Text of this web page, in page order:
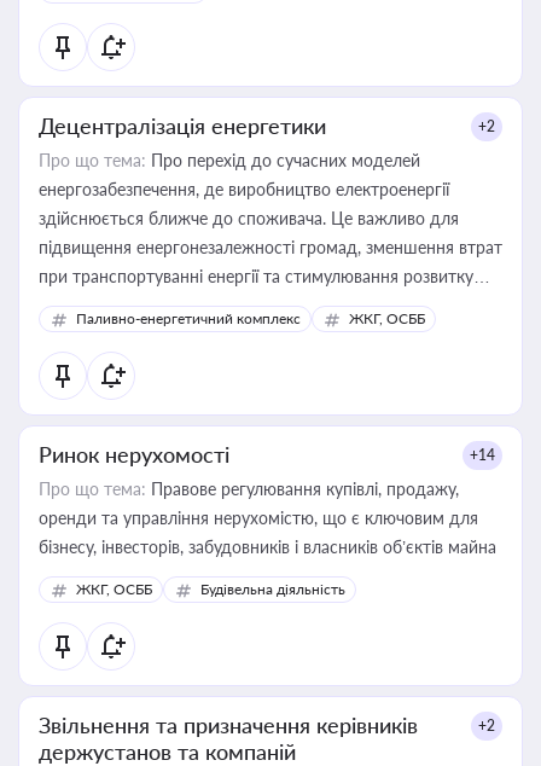
Децентралізація енергетики +2
Про що тема: Про перехід до сучасних моделей
енергозабезпечення, де виробництво електроенергії
здійснюється ближче до споживача. Це важливо для
підвищення енергонезалежності громад, зменшення втрат
при транспортуванні енергії та стимулювання розвитку
відновлюваних джерел
Паливно-енергетичний комплекс ЖКГ, ОСББ
Ринок нерухомості +14
Про що тема: Правове регулювання купівлі, продажу,
оренди та управління нерухомістю, що є ключовим для
бізнесу, інвесторів, забудовників і власників об’єктів майна
ЖКГ, ОСББ Будівельна діяльність
Звільнення та призначення керівників
держустанов та компаній
+2